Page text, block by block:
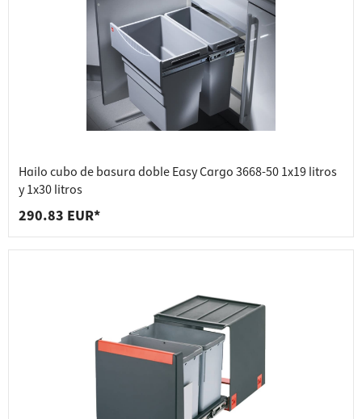
Hailo cubo de basura doble Easy Cargo 3668-50 1x19 litros
y 1x30 litros
290.83 EUR*